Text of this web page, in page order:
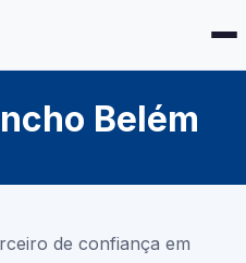
Belém
de confiança em